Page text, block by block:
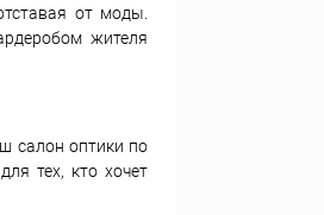
от моды.
жителя
салон оптики по
тех, кто хочет